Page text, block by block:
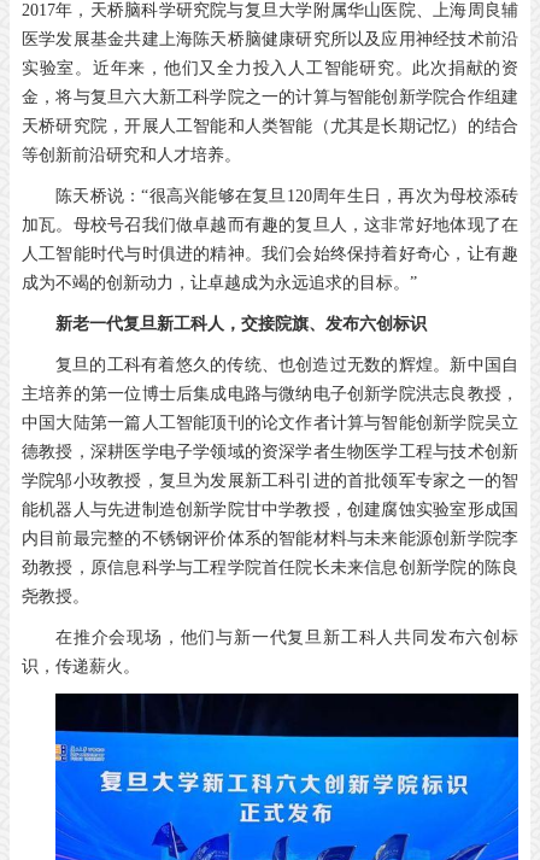
2017年，天桥脑科学研究院与复旦大学附属华山医院、上海周良辅
医学发展基金共建上海陈天桥脑健康研究所以及应用神经技术前沿
实验室。近年来，他们又全力投入人工智能研究。此次捐献的资
金，将与复旦六大新工科学院之一的计算与智能创新学院合作组建
天桥研究院，开展人工智能和人类智能（尤其是长期记忆）的结合
等创新前沿研究和人才培养。
陈天桥说：“很高兴能够在复旦120周年生日，再次为母校添砖
加瓦。母校号召我们做卓越而有趣的复旦人，这非常好地体现了在
人工智能时代与时俱进的精神。我们会始终保持着好奇心，让有趣
成为不竭的创新动力，让卓越成为永远追求的目标。”
新老一代复旦新工科人， 交接院旗、发布六创标识
复旦的工科有着悠久的传统、也创造过无数的辉煌。新中国自
主培养的第一位博士后集成电路与微纳电子创新学院洪志良教授，
中国大陆第一篇人工智能顶刊的论文作者计算与智能创新学院吴立
德教授，深耕医学电子学领域的资深学者生物医学工程与技术创新
学院邬小玫教授，复旦为发展新工科引进的首批领军专家之一的智
能机器人与先进制造创新学院甘中学教授，创建腐蚀实验室形成国
内目前最完整的不锈钢评价体系的智能材料与未来能源创新学院李
劲教授，原信息科学与工程学院首任院长未来信息创新学院的陈良
尧教授。
在推介会现场，他们与新一代复旦新工科人共同发布六创标
识，传递薪火。